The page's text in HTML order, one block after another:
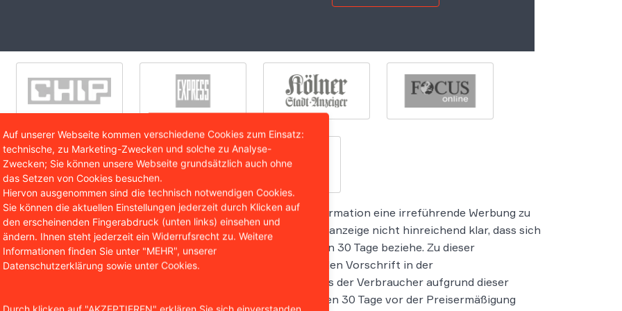
Nürnberg urteilte, dass in dieser Kombination der Preisinformation eine irreführende Werbung zu
Für den Käufer werde bei dieser Darstellung aus der Werbeanzeige nicht hinreichend klar, dass sich
Preisermäßigung auf den niedrigsten Preis der letzten 30 Tage beziehe. Zu dieser
sei der Händler jedoch nach einer seit 2022 geltenden Vorschrift in der
verpflichtet. Das OLG entschied daher, dass der Verbraucher aufgrund dieser
den niedrigsten Preis, den der Händler innerhalb der letzten 30 Tage vor der Preisermäßigung
Auf unserer Webseite kommen verschiedene Cookies zum Einsatz:
technische, zu Marketing-Zwecken und solche zu Analyse-
Zwecken; Sie können unsere Webseite grundsätzlich auch ohne
das Setzen von Cookies besuchen.
Hiervon ausgenommen sind die technisch notwendigen Cookies.
Sie können die aktuellen Einstellungen jederzeit durch Klicken auf
den erscheinenden Fingerabdruck (unten links) einsehen und
ändern. Ihnen steht jederzeit ein Widerrufsrecht zu. Weitere
Informationen finden Sie unter "MEHR", unserer
Datenschutzerklärung sowie unter Cookies.